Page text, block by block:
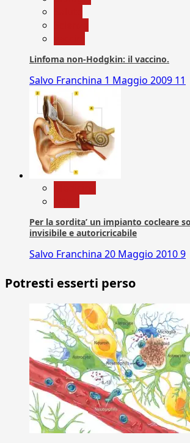
Linfoma non-Hodgkin: il vaccino.
Salvo Franchina 1 Maggio 2009 11
Per la sordita’ un impianto cocleare
invisibile e autoricricabile
Salvo Franchina 20 Maggio 20109
Potresti esserti perso